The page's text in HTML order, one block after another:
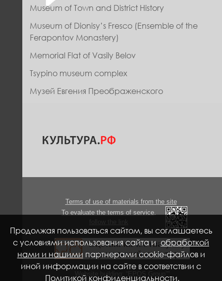
Museum of Town and District History
Museum of Dionisy’s Fresco (Ensemble of the
Ferapontov Monastery)
Memorial Flat of Vasily Belov
Tsypino museum complex
Музей Евгения Преображенского
Terms of use of materials from the site
To evaluate the terms of service,
Website building: “EPOS Group”"
Продолжая пользоваться сайтом, вы соглашаетесь
с условиями использования сайта и обработкой
нами и нашими партнерами cookie-файлов и
иной информации на сайте в соответствии с
Политикой конфиденциальности.